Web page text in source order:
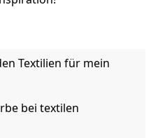
Textilien für mein
bei textilen